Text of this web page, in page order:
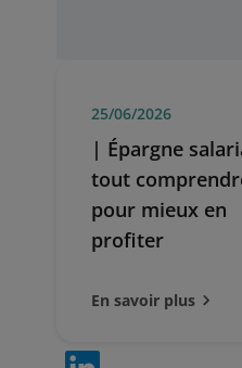
25/06/2026
| Épargne
tout
pour mieux en
profiter
En savoir plus